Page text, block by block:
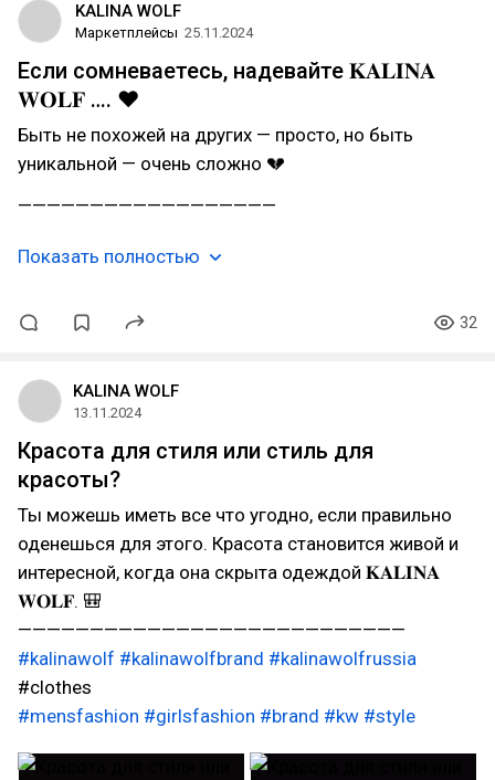
KALINA WOLF
Маркетплейсы 25.11.2024
Если сомневаетесь, надевайте 𝐊𝐀𝐋𝐈𝐍𝐀
𝐖𝐎𝐋𝐅 …. ❤️
Быть не похожей на других — просто, но быть
уникальной — очень сложно 💔
——————————————————
Показать полностью
32
KALINA WOLF
13.11.2024
Красота для стиля или стиль для
красоты?
Ты можешь иметь все что угодно, если правильно
оденешься для этого. Красота становится живой и
интересной, когда она скрыта одеждой 𝐊𝐀𝐋𝐈𝐍𝐀
𝐖𝐎𝐋𝐅. 🎒
———————————————————————————
#kalinawolf #kalinawolfbrand #kalinawolfrussia
#clothes
#mensfashion #girlsfashion #brand #kw #style